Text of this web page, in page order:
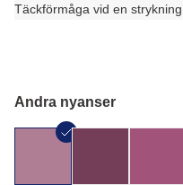
Täckförmåga vid en strykning
Andra nyanser